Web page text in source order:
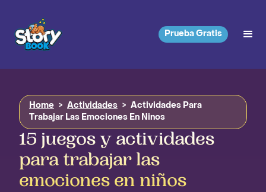
Prueba Gratis
Home > Actividades >
Actividades Para
Trabajar Las Emociones En Ninos
15 juegos y actividades
para trabajar las
emociones en niños